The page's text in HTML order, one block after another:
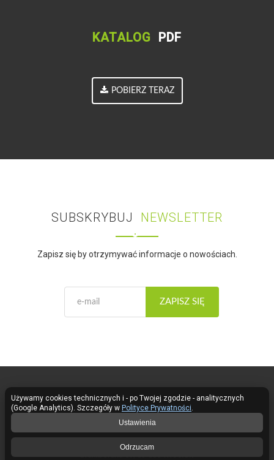
KATALOG PDF
POBIERZ TERAZ
SUBSKRYBUJ NEWSLETTER
Zapisz się by otrzymywać informacje o nowościach.
ZAPISZ SIĘ
Fose LED Lighting © 2026
Kontakt
Braniborska 69, 53-680 Wrocław
Używamy cookies technicznych i - po Twojej zgodzie - analitycznych
(Google Analytics). Szczegóły w Polityce Prywatności.
Ustawienia
Odrzucam